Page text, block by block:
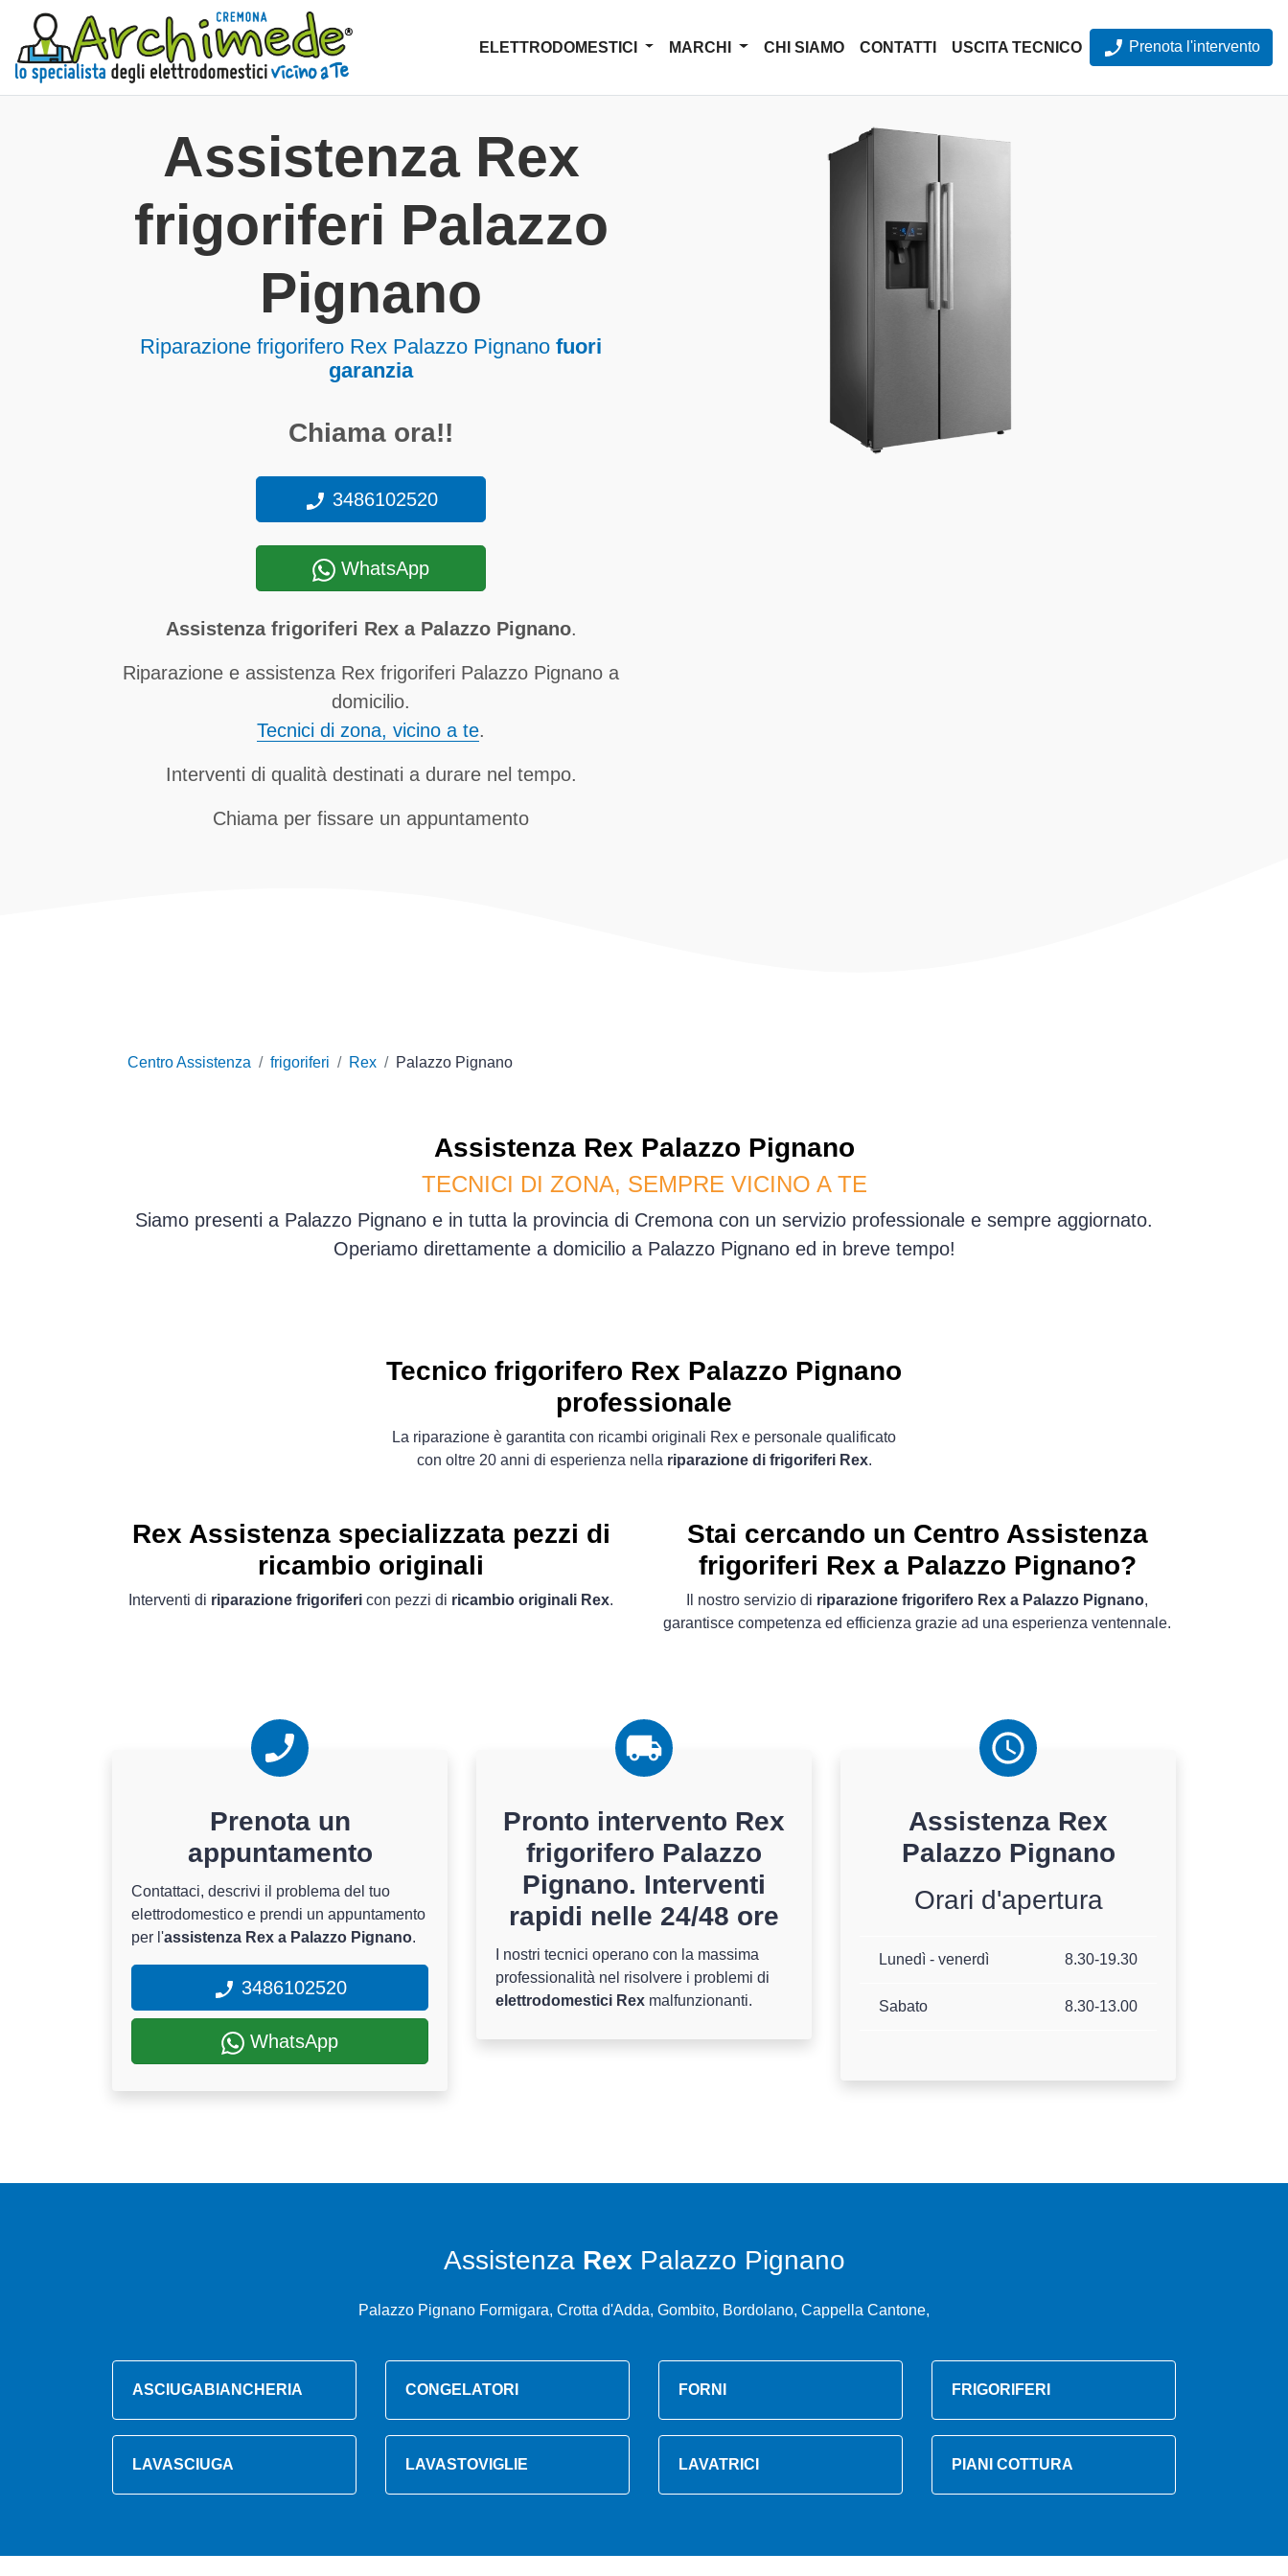
ELETTRODOMESTICI MARCHI CHI SIAMO CONTATTI USCITA TECNICO Prenota l'intervento
Assistenza Rex
frigoriferi Palazzo
Pignano
Riparazione frigorifero Rex Palazzo Pignano fuori
garanzia
Chiama ora!!
3486102520
WhatsApp
Assistenza frigoriferi Rex a Palazzo Pignano.
Riparazione e assistenza Rex frigoriferi Palazzo Pignano a
domicilio.
Tecnici di zona, vicino a te.
Interventi di qualità destinati a durare nel tempo.
Chiama per fissare un appuntamento
Centro Assistenza frigoriferi Rex Palazzo Pignano
Assistenza Rex Palazzo Pignano
TECNICI DI ZONA, SEMPRE VICINO A TE
Siamo presenti a Palazzo Pignano e in tutta la provincia di Cremona con un servizio professionale e sempre aggiornato.
Operiamo direttamente a domicilio a Palazzo Pignano ed in breve tempo!
Tecnico frigorifero Rex Palazzo Pignano
professionale
La riparazione è garantita con ricambi originali Rex e personale qualificato
con oltre 20 anni di esperienza nella riparazione di frigoriferi Rex.
Rex Assistenza specializzata pezzi di
ricambio originali
Interventi di riparazione frigoriferi con pezzi di ricambio originali Rex.
Stai cercando un Centro Assistenza
frigoriferi Rex a Palazzo Pignano?
Il nostro servizio di riparazione frigorifero Rex a Palazzo Pignano,
garantisce competenza ed efficienza grazie ad una esperienza ventennale.
Prenota un
appuntamento
Contattaci, descrivi il problema del tuo
elettrodomestico e prendi un appuntamento
per l'assistenza Rex a Palazzo Pignano.
3486102520
WhatsApp
Pronto intervento Rex
frigorifero Palazzo
Pignano. Interventi
rapidi nelle 24/48 ore
I nostri tecnici operano con la massima
professionalità nel risolvere i problemi di
elettrodomestici Rex malfunzionanti.
Assistenza Rex
Palazzo Pignano
Orari d'apertura
Lunedì - venerdì 8.30-19.30
Sabato 8.30-13.00
Assistenza Rex Palazzo Pignano
Palazzo Pignano Formigara, Crotta d'Adda, Gombito, Bordolano, Cappella Cantone,
ASCIUGABIANCHERIA CONGELATORI FORNI FRIGORIFERI
LAVASCIUGA LAVASTOVIGLIE LAVATRICI PIANI COTTURA